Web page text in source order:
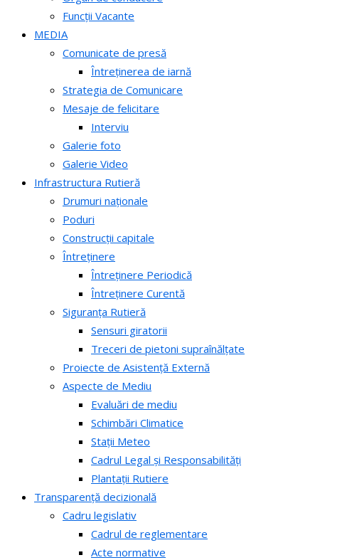
Funcții Vacante
MEDIA
Comunicate de presă
Întreținerea de iarnă
Strategia de Comunicare
Mesaje de felicitare
Interviu
Galerie foto
Galerie Video
Infrastructura Rutieră
Drumuri naționale
Poduri
Construcții capitale
Întreținere
Întreținere Periodică
Întreținere Curentă
Siguranța Rutieră
Sensuri giratorii
Treceri de pietoni supraînălțate
Proiecte de Asistență Externă
Aspecte de Mediu
Evaluări de mediu
Schimbări Climatice
Stații Meteo
Cadrul Legal și Responsabilități
Plantații Rutiere
Transparență decizională
Cadru legislativ
Cadrul de reglementare
Acte normative